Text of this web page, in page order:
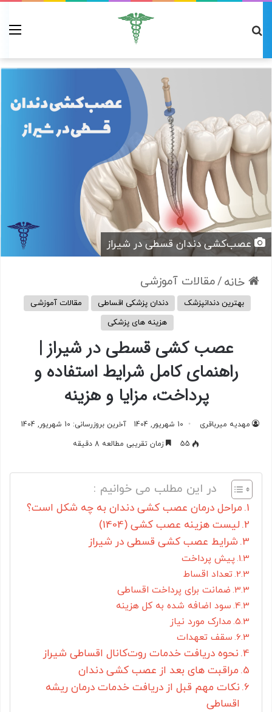
عصب‌کشی دندان قسطی در شیراز
خانه/مقالات آموزشی
بهترین دندانپزشک دندان پزشکی اقساطی
مقالات آموزشی
هزینه های پزشکی
عصب کشی قسطی در شیراز |
راهنمای کامل شرایط استفاده و
پرداخت، مزایا و هزینه
مهدیه میرباقری 10 شهریور, 1404
آخرین بروزرسانی: 10 شهریور, 1404
55
زمان تقریبی مطالعه 8 دقیقه
در این مطلب می خوانیم :
مراحل درمان عصب کشی دندان به چه شکل است؟
لیست هزینه عصب کشی (1404)
شرایط عصب کشی قسطی در شیراز
پیش پرداخت
تعداد اقساط
ضمانت برای پرداخت اقساطی
سود اضافه شده به کل هزینه
مدارک مورد نیاز
سقف تعهدات
نحوه دریافت خدمات روت‌کانال اقساطی شیراز
مراقبت های بعد از عصب کشی دندان
نکات مهم قبل از دریافت خدمات درمان ریشه
اقساطی